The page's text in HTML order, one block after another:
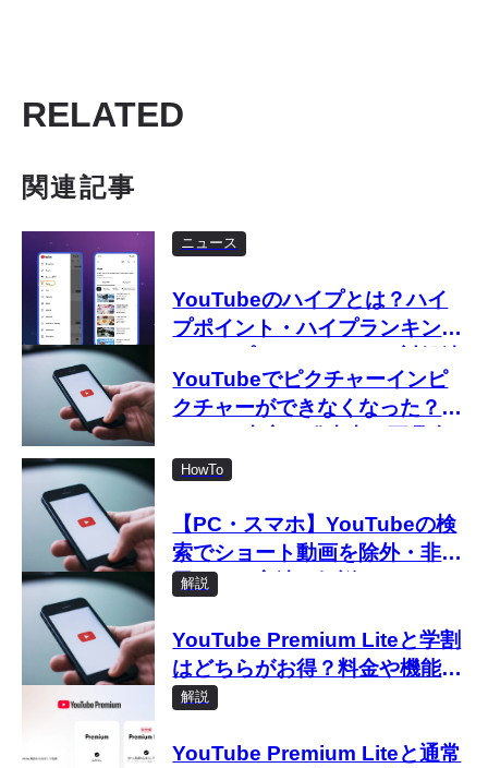
RELATED
関連記事
ニュース
YouTubeのハイプとは？ハイ
プポイント・ハイプランキング
まで徹底解説
YouTubeでピクチャーインピ
クチャーができなくなった？
を解説
HowTo
【PC・スマホ】YouTubeの検
索でショート動画を除外・非表
示にする方法を解説
解説
YouTube Premium Liteと学割
はどちらがお得？料金や機能を
比較
解説
YouTube Premium Liteと通常